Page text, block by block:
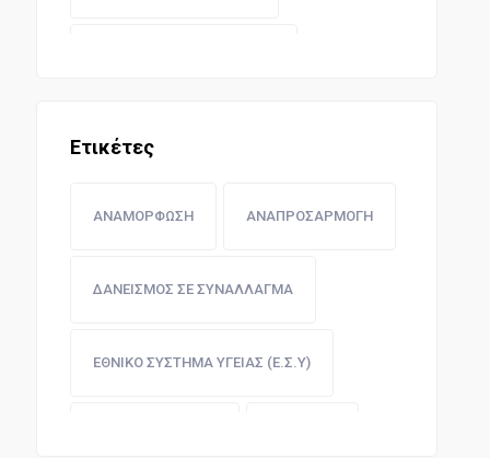
Ετικέτες
ΑΝΑΜΟΡΦΩΣΗ ΑΝΑΠΡΟΣΑΡΜΟΓΗ
ΔΑΝΕΙΣΜΟΣ ΣΕ ΣΥΝΑΛΛΑΓΜΑ
ΕΘΝΙΚΟ ΣΥΣΤΗΜΑ ΥΓΕΙΑΣ (Ε.Σ.Υ)